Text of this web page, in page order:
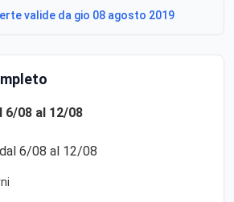
valide da gio 08 agosto 2019
6/08 al 12/08